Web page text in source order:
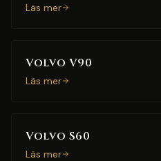
Läs mer
Volvo V90
Läs mer
Volvo S60
Läs mer